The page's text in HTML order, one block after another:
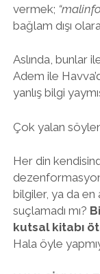
vermek;
bağlam dışı
Aslında, bunlar
Adem ile
yanlış bilgi
Çok yalan
Her din
bilgiler, ya da en
suçlamadı mı?
kutsal kitabı
Hala öyle